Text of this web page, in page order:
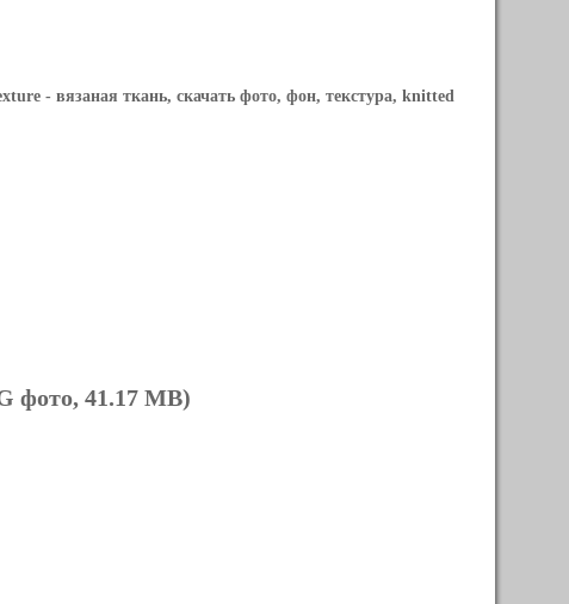
- вязаная ткань, скачать фото, фон, текстура, knitted
фото, 41.17 MB)